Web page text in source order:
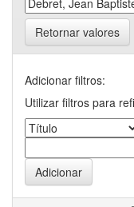
Retornar valores
Adicionar filtros:
Utilizar filtros para